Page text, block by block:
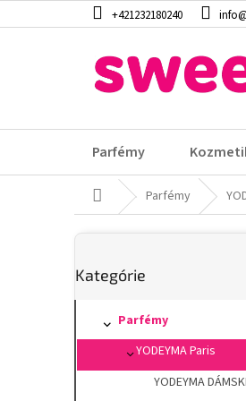
na
+421232180240
Parfémy
DomovParfémy
o
n
ý
a
kategórie
Kategórie
Parfémy
YODEYMA Paris
YODEYMA